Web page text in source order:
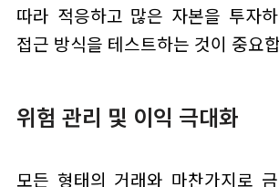
따라 적응하고 많은 자본을 투자
접근 방식을 테스트하는 것이 중요
위험 관리 및 이익 극대화
모든 형태의 거래와 마찬가지로